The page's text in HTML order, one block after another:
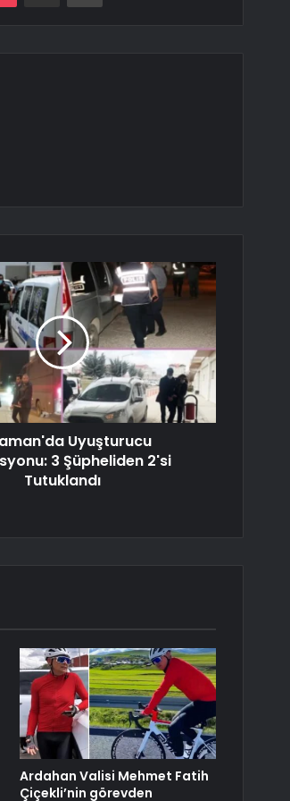
Uyuşturucu
3 Şüpheliden 2'si
Tutuklandı
Ardahan Valisi Mehmet Fatih
Çiçekli’nin görevden